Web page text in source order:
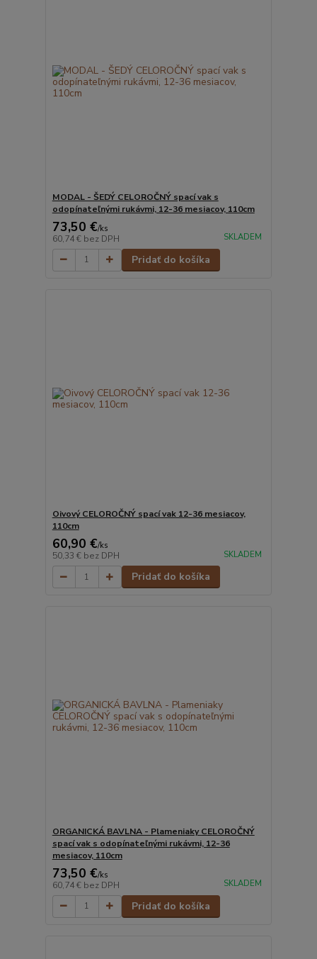
MODAL - ŠEDÝ CELOROČNÝ spací vak s
odopínateľnými rukávmi, 12-36 mesiacov, 110cm
73,50 €/ks
60,74 € bez DPH SKLADEM
Pridať do košíka
Oivový CELOROČNÝ spací vak 12-36 mesiacov,
110cm
60,90 €/ks
50,33 € bez DPH SKLADEM
Pridať do košíka
ORGANICKÁ BAVLNA - Plameniaky CELOROČNÝ
spací vak s odopínateľnými rukávmi, 12-36
mesiacov, 110cm
73,50 €/ks
60,74 € bez DPH SKLADEM
Pridať do košíka